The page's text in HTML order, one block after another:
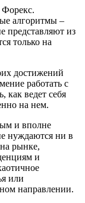
Форекс.
алгоритмы –
представляют из
только на
достижений
работать с
как ведет себя
на нем.
и вполне
нуждаются ни в
рынке,
и
или
направлении.